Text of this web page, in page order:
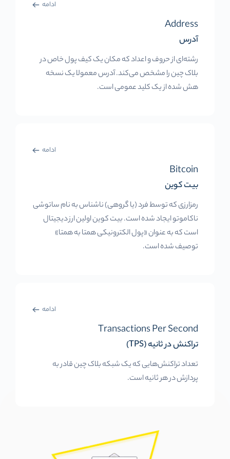
ادامه
Address
آدرس
رشته‌ای از حروف و اعداد که مکان یک کیف پول خاص در
بلاک چین را مشخص می‌کند. آدرس معمولا یک نسخه
هش شده از یک کلید عمومی است.
ادامه
Bitcoin
بیت کوین
رمزارزی که توسط فرد (یا گروهی) ناشناس به نام ساتوشی
ناکاموتو ایجاد شده است. بیت کوین اولین ارز دیجیتال
است که به عنوان «پول الکترونیکی همتا به همتا»
توصیف شده است.
ادامه
Transactions Per Second
تراکنش در ثانیه (TPS)
تعداد تراکنش‌هایی که یک شبکه بلاک چین قادر به
پردازش در هر ثانیه است.